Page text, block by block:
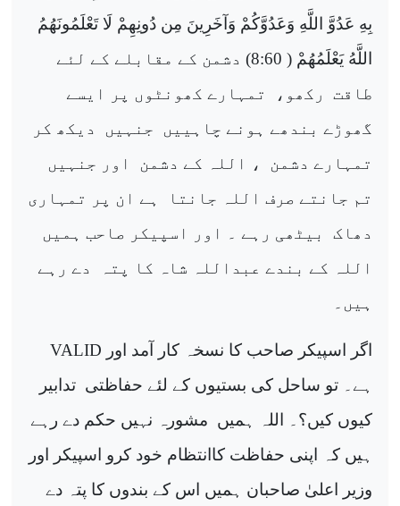
بِهِ عَدُوَّ اللَّهِ وَعَدُوَّكُمْ وَآخَرِينَ مِن دُونِهِمْ لَا تَعْلَمُونَهُمُ
اللَّهُ يَعْلَمُهُمْ
( 8:60) دشمن کے مقابلے کے لئے
طاقت
رکھو،
تمہارے کھونٹوں پر ایسے
گھوڑے بندھے ہونے چاہییں
جنہیں
دیکھ کر
تمہارے دشمن
، اللہ کے دشمن
اور جنہیں
تم جانتے صرف اللہ جانتا
ہے ان پر تمہاری
دھاک
بیٹھی رہے ۔ اور اسپیکر صاحب ہمیں
اللہ کے بندے عبداللہ شاہ کا پتہ
دے رہے
ہیں۔
اگر اسپیکر صاحب کا نسخہ کار آمد اور VALID
ہے۔ تو ساحل کی بستیوں کے لئے حفاظتی تدابیر
کیوں کیں؟۔ اللہ ہمیں مشورہ نہیں حکم دے رہے
ہیں کہ اپنی حفاظت کاانتظام خود کرو اسپیکر اور
وزیر اعلیٰ صاحبان ہمیں اس کے بندوں کا پتہ دے